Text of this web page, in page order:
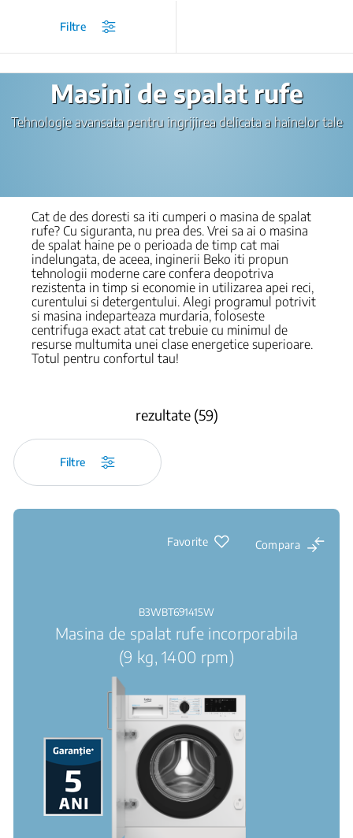
Ingrijirea rufelor
Masini de spalat rufe
Tehnologie avansata pentru ingrijirea delicata a hainelor tale
Cat de des doresti sa iti cumperi o masina de spalat
rufe? Cu siguranta, nu prea des. Vrei sa ai o masina
de spalat haine pe o perioada de timp cat mai
indelungata, de aceea, inginerii Beko iti propun
tehnologii moderne care confera deopotriva
rezistenta in timp si economie in utilizarea apei reci,
curentului si detergentului. Alegi programul potrivit
si masina indeparteaza murdaria, foloseste
centrifuga exact atat cat trebuie cu minimul de
resurse multumita unei clase energetice superioare.
Totul pentru confortul tau!
rezultate (59)
Filtre
Favorite Compara
B3WBT691415W
Masina de spalat rufe incorporabila
(9 kg, 1400 rpm)
Filtre